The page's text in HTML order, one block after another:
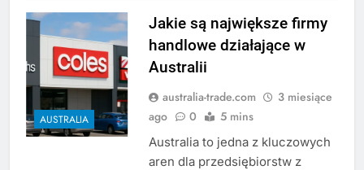
AUSTRALIA
Jakie są największe firmy
handlowe działające w
Australii
australia-trade.com
3 miesiące
ago
0 5 mins
Australia to jedna z kluczowych
aren dla przedsiębiorstw z